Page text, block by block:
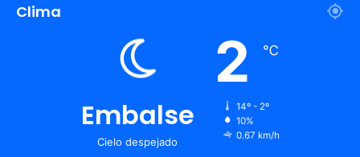
Clima
Embalse
Cielo despejado
2 ℃
14º - 2º
10%
0.67 km/h